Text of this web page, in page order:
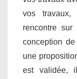
vos
rencontre
conception
une
est validée,